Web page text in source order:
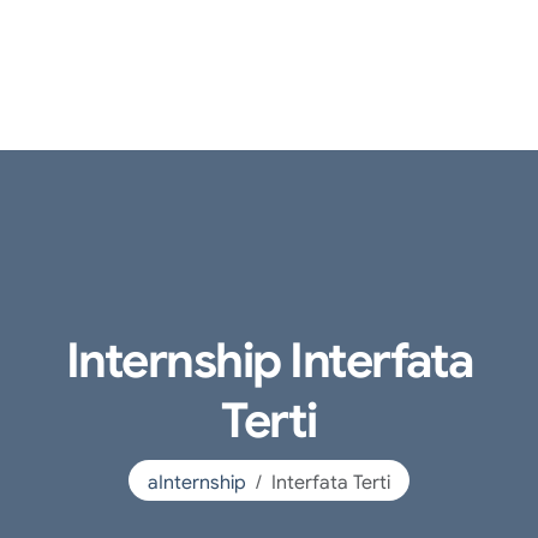
Internship Interfata
Terti
aInternship Interfata Terti